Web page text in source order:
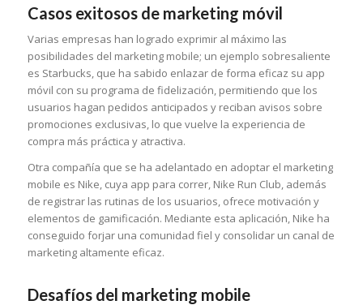
Casos exitosos de marketing móvil
Varias empresas han logrado exprimir al máximo las
posibilidades del marketing mobile; un ejemplo sobresaliente
es Starbucks, que ha sabido enlazar de forma eficaz su app
móvil con su programa de fidelización, permitiendo que los
usuarios hagan pedidos anticipados y reciban avisos sobre
promociones exclusivas, lo que vuelve la experiencia de
compra más práctica y atractiva.
Otra compañía que se ha adelantado en adoptar el marketing
mobile es Nike, cuya app para correr, Nike Run Club, además
de registrar las rutinas de los usuarios, ofrece motivación y
elementos de gamificación. Mediante esta aplicación, Nike ha
conseguido forjar una comunidad fiel y consolidar un canal de
marketing altamente eficaz.
Desafíos del marketing mobile